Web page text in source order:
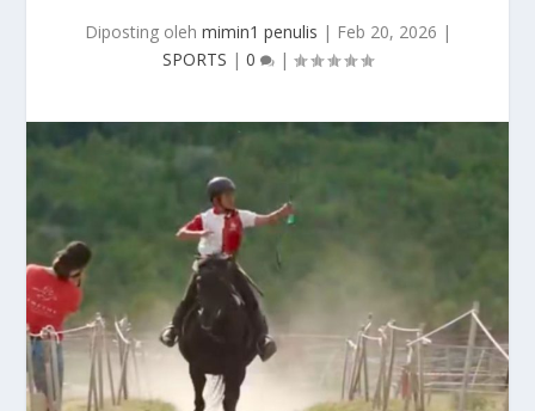
Diposting oleh mimin1 penulis | Feb 20, 2026 |
SPORTS | 0 |